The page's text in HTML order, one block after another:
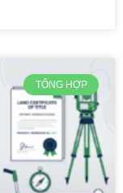
TỔNG HỢP